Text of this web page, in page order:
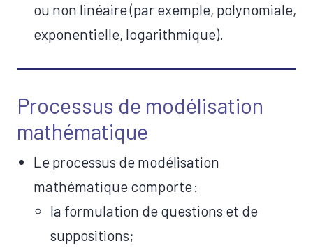
ou non linéaire (par exemple, polynomiale,
exponentielle, logarithmique).
Processus de modélisation
mathématique
Le processus de modélisation
mathématique comporte :
la formulation de questions et de
suppositions;